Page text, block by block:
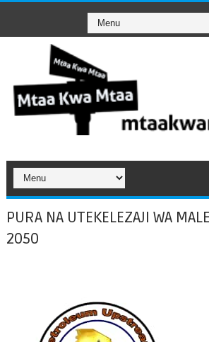
PURA NA UTEKELEZAJI WA
2050